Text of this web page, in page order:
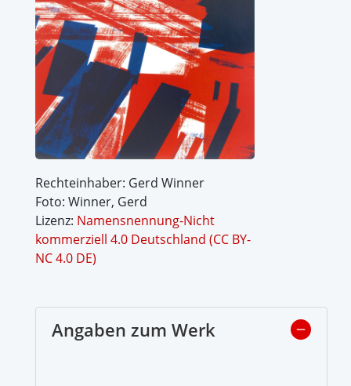
Rechteinhaber: Gerd Winner
Foto: Winner, Gerd
Lizenz: Namensnennung-Nicht
kommerziell 4.0 Deutschland (CC BY-
NC 4.0 DE)
Angaben zum Werk